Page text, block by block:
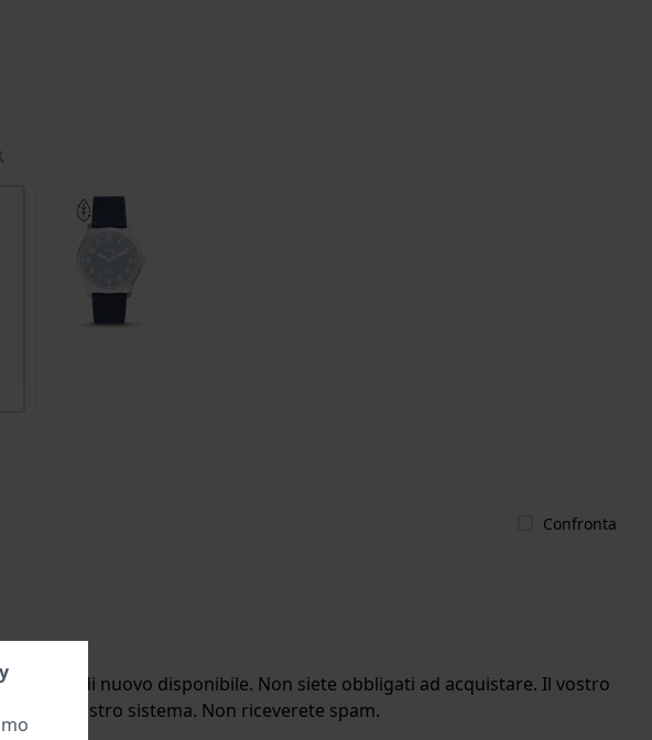
Confronta
sarà di nuovo disponibile. Non siete obbligati ad acquistare. Il vostro
dal nostro sistema. Non riceverete spam.